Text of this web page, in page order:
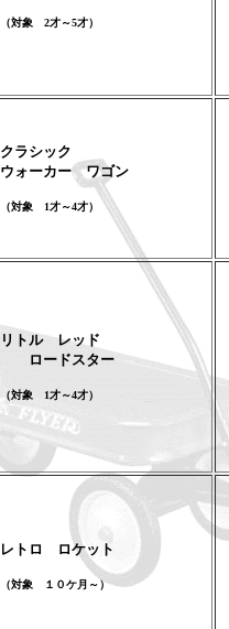
（対象 2才～5才）
クラシック
ウォーカー ワゴン
（対象 1才～4才）
リトル レッド
ロードスター
（対象 1才～4才）
レトロ ロケット
（対象 １０ケ月～）